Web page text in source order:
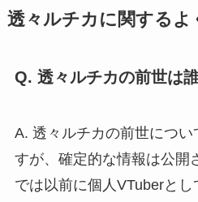
透々ルチカに関するよ
Q. 透々ルチカの前世は
A. 透々ルチカの前世につい
すが、確定的な情報は公開
では以前に個人VTuberと